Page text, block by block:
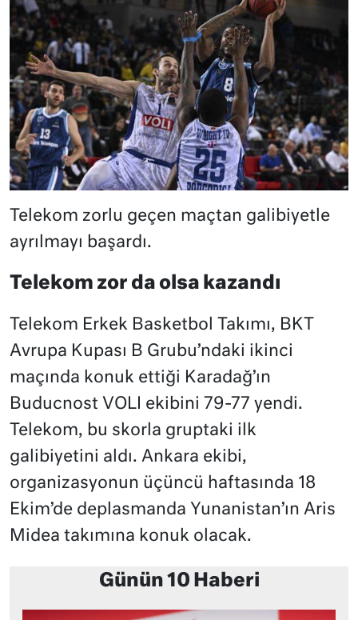
Telekom zorlu geçen maçtan galibiyetle
ayrılmayı başardı.
Telekom zor da olsa kazandı
Telekom Erkek Basketbol Takımı, BKT
Avrupa Kupası B Grubu’ndaki ikinci
maçında konuk ettiği Karadağ’ın
Buducnost VOLI ekibini 79-77 yendi.
Telekom, bu skorla gruptaki ilk
galibiyetini aldı. Ankara ekibi,
organizasyonun üçüncü haftasında 18
Ekim’de deplasmanda Yunanistan’ın Aris
Midea takımına konuk olacak.
Günün 10 Haberi